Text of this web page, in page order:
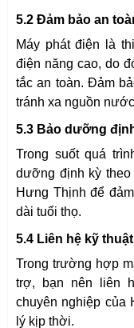
5.2 Đảm bảo an
Máy phát điện là
điện năng cao, do
tắc an toàn. Đảm
tránh xa nguồn
5.3 Bảo dưỡng
Trong suốt quá
dưỡng định kỳ
Hưng Thịnh để
dài tuổi thọ.
5.4 Liên hệ kỹ
Trong trường hợp
trợ, bạn nên liên
chuyên nghiệp của
lý kịp thời.